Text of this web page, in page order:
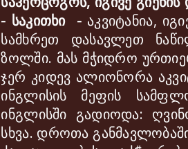
- საკითხი - აკვიტანია,
სამხრეთ დასავლეთ
ზოლში. მას მჭიდრო
ჯერ კიდევ ალიონორა
ინგლისის მეფის
ინგლისში გადიოდა:
სხვა. დროთა